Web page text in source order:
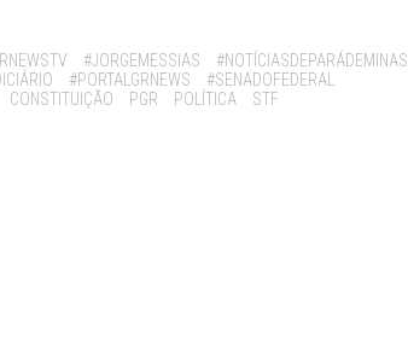
#JORGEMESSIAS #NOTÍCIASDEPARÁDEMINAS
#PORTALGRNEWS
#SENADOFEDERAL
CONSTITUIÇÃO PGR POLÍTICA STF